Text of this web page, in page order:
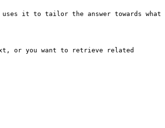
it to tailor the answer towards what
or you want to retrieve related